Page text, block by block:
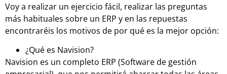
Voy a realizar un ejercicio fácil, realizar las preguntas
más habituales sobre un ERP y en las repuestas
encontraréis los motivos de por qué es la mejor opción:
¿Qué es Navision?
Navision es un completo ERP (Software de gestión